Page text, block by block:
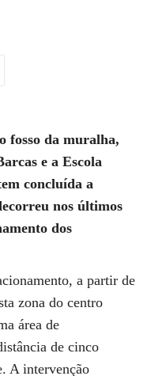
fosso da muralha,
e a Escola
concluída a
nos últimos
dos
a partir de
zona do centro
área de
de cinco
A intervenção